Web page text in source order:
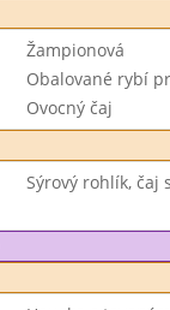
Žampionová
Obalované rybí
Ovocný čaj
Sýrový rohlík, čaj